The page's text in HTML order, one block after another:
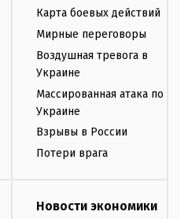
Карта боевых действий
Мирные переговоры
Воздушная тревога в
Украине
Массированная атака по
Украине
Взрывы в России
Потери врага
Новости экономики